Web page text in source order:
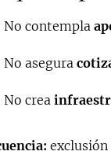
No contempla
No asegura
No crea
exclusión